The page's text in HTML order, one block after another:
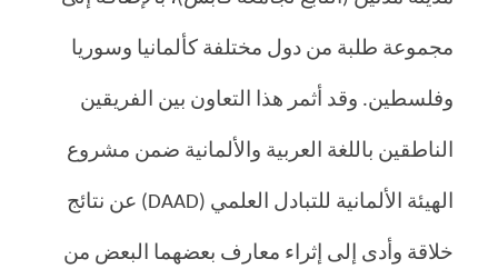
مجموعة طلبة من دول مختلفة كألمانيا وسوريا
وفلسطين. وقد أثمر هذا التعاون بين الفريقين
الناطقين باللغة العربية والألمانية ضمن مشروع
الهيئة الألمانية للتبادل العلمي (DAAD) عن نتائج
خلاقة وأدى إلى إثراء معارف بعضهما البعض من